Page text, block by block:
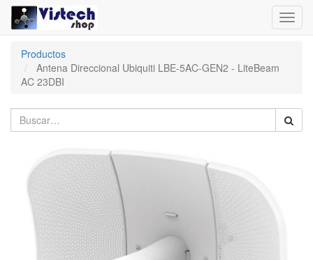
Productos
Antena Direccional Ubiquiti LBE-5AC-GEN2 - LiteBeam
AC 23DBI